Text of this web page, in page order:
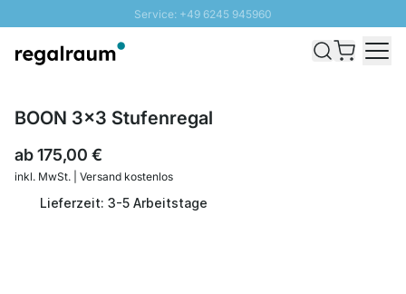
Service: +49 6245 945960
Schnelle Lieferung - Gratis Versand ab 100€
BOON 3x3 Stufenregal
ab175,00 €
inkl. MwSt. | Versand kostenlos
Lieferzeit: 3-5 Arbeitstage